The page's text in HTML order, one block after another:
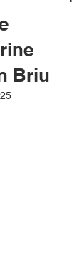
Briu